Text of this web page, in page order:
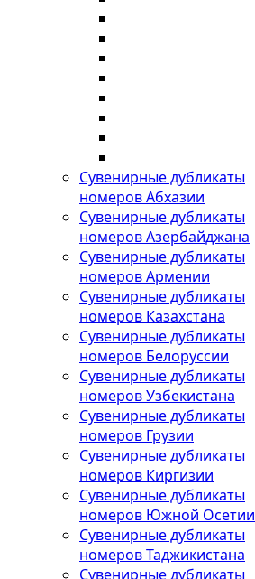
Сувенирные дубликаты
номеров Абхазии
Сувенирные дубликаты
номеров Азербайджана
Сувенирные дубликаты
номеров Армении
Сувенирные дубликаты
номеров Казахстана
Сувенирные дубликаты
номеров Белоруссии
Сувенирные дубликаты
номеров Узбекистана
Сувенирные дубликаты
номеров Грузии
Сувенирные дубликаты
номеров Киргизии
Сувенирные дубликаты
номеров Южной Осетии
Сувенирные дубликаты
номеров Таджикистана
Сувенирные дубликаты